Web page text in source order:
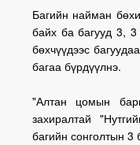
Багийн найман
байх ба багууд 3,
бөхчүүдээс
багаа бүрдүүлнэ.
"Алтан цомын
захиралтай
багийн сонголтын 3